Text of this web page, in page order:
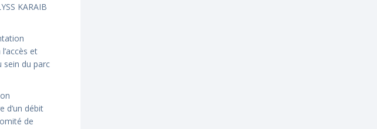
KARAIB
et
sein du parc
d’un débit
de